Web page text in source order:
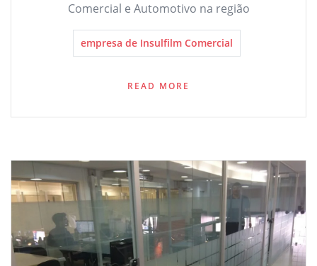
Comercial e Automotivo na região
empresa de Insulfilm Comercial
READ MORE